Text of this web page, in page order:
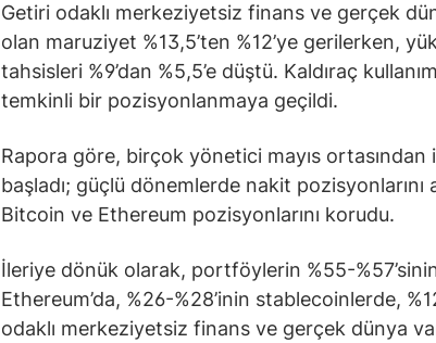
Getiri odaklı merkeziyetsiz finans ve gerçek
olan maruziyet %13,5’ten %12’ye gerilerken,
tahsisleri %9’dan %5,5’e düştü. Kaldıraç
temkinli bir pozisyonlanmaya geçildi.
Rapora göre, birçok yönetici mayıs
başladı; güçlü dönemlerde nakit pozisyonlarını
Bitcoin ve Ethereum pozisyonlarını korudu.
İleriye dönük olarak, portföylerin %55-
Ethereum’da, %26-%28’inin stablecoinlerde,
odaklı merkeziyetsiz finans ve gerçek dünya